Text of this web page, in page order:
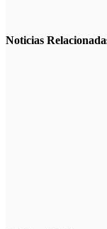
Noticias